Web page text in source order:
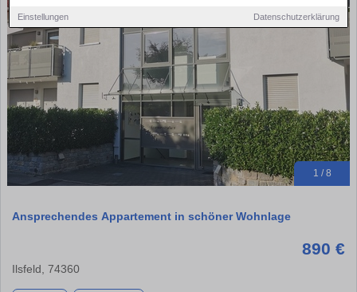
Einstellungen Datenschutzerklärung
1 / 8
Ansprechendes Appartement in schöner Wohnlage
890 €
Ilsfeld, 74360